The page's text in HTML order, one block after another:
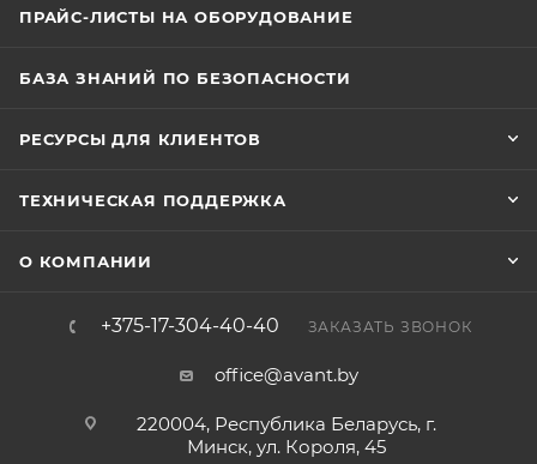
ПРАЙС-ЛИСТЫ НА ОБОРУДОВАНИЕ
БАЗА ЗНАНИЙ ПО БЕЗОПАСНОСТИ
РЕСУРСЫ ДЛЯ КЛИЕНТОВ
ТЕХНИЧЕСКАЯ ПОДДЕРЖКА
О КОМПАНИИ
+375-17-304-40-40 ЗАКАЗАТЬ ЗВОНОК
office@avant.by
220004, Республика Беларусь, г.
Минск, ул. Короля, 45